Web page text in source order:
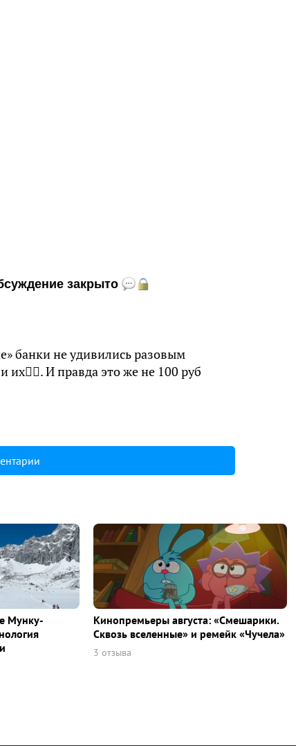
закрыто
банки не удивились разовым
И правда это же не 100 руб
Мунку-
Кинопремьеры августа: «Смешарики.
Сквозь вселенные» и ремейк «Чучела»
3 отзыва